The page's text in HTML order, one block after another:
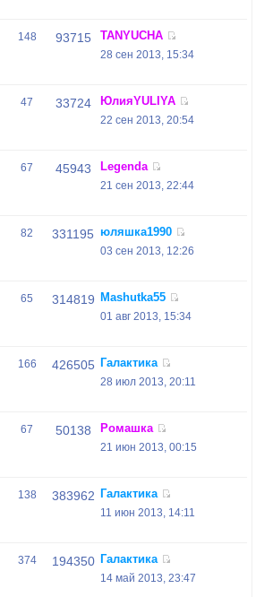
148 93715 TANYUCHA
28 сен 2013, 15:34
47 33724 ЮлияYULIYA
22 сен 2013, 20:54
67 45943 Legenda
21 сен 2013, 22:44
82 331195 юляшка1990
03 сен 2013, 12:26
65 314819 Mashutka55
01 авг 2013, 15:34
166 426505 Галактика
28 июл 2013, 20:11
67 50138 Ромашка
21 июн 2013, 00:15
138 383962 Галактика
11 июн 2013, 14:11
374 194350 Галактика
14 май 2013, 23:47